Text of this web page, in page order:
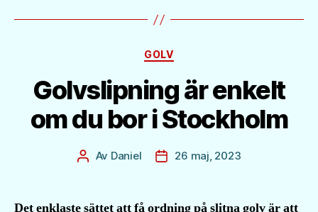
Kategorier
GOLV
Golvslipning är enkelt
om du bor i Stockholm
Inläggsförfattare
Av Daniel Inläggsdatum
26 maj, 2023
Det enklaste sättet att få ordning på slitna golv är att